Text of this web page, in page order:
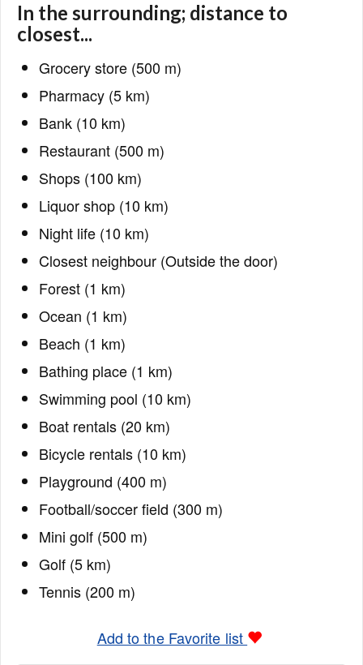
In the surrounding; distance to
closest...
Grocery store (500 m)
Pharmacy (5 km)
Bank (10 km)
Restaurant (500 m)
Shops (100 km)
Liquor shop (10 km)
Night life (10 km)
Closest neighbour (Outside the door)
Forest (1 km)
Ocean (1 km)
Beach (1 km)
Bathing place (1 km)
Swimming pool (10 km)
Boat rentals (20 km)
Bicycle rentals (10 km)
Playground (400 m)
Football/soccer field (300 m)
Mini golf (500 m)
Golf (5 km)
Tennis (200 m)
Add to the Favorite list